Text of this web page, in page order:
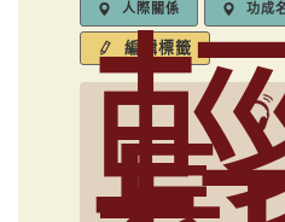
人際關係 功成
編輯標籤